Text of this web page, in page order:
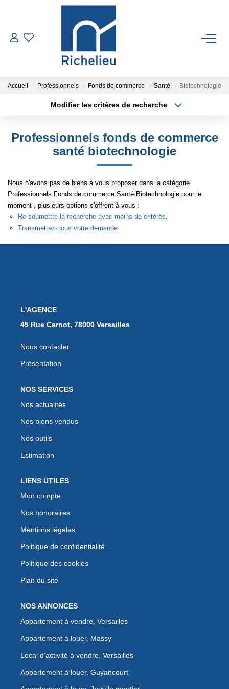
VENTES
LOCATIONS
GESTION
CONTACT
Accueil Professionnels Fonds de commerce Santé Biotechnologie
Modifier les critères de recherche
Type de bien
Surface min
Créer une alerte
Professionnels fonds de commerce
santé biotechnologie
Nous n'avons pas de biens à vous proposer dans la catégorie
Professionnels Fonds de commerce Santé Biotechnologie pour le
moment , plusieurs options s'offrent à vous :
Re-soumettre la recherche avec moins de critères.
Transmettez-nous votre demande
L'AGENCE
45 Rue Carnot, 78000 Versailles
Nous contacter
Présentation
NOS SERVICES
Nos actualités
Nos biens vendus
Nos outils
Estimation
LIENS UTILES
Mon compte
Nos honoraires
Mentions légales
Politique de confidentialité
Politique des cookies
Plan du site
NOS ANNONCES
Appartement à vendre, Versailles
Appartement à louer, Massy
Local d'activité à vendre, Versailles
Appartement à louer, Guyancourt